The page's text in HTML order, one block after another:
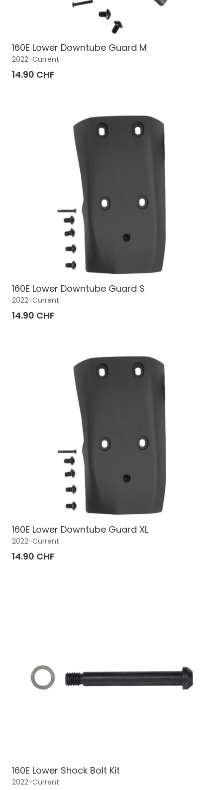
160E Lower Downtube Guard M
2022-Current
14.90 CHF
160E Lower Downtube Guard S
2022-Current
14.90 CHF
160E Lower Downtube Guard XL
2022-Current
14.90 CHF
160E Lower Shock Bolt Kit
2022-Current